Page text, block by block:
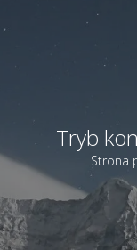
Tryb
Strona